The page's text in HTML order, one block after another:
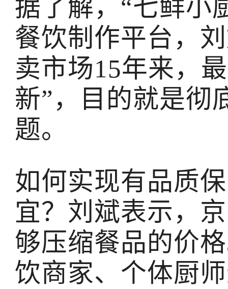
据了解，“七鲜小
餐饮制作平台，
卖市场15年来，
新”，目的就是彻
题。
如何实现有品质
宜？刘斌表示，
够压缩餐品的价
饮商家、个体厨